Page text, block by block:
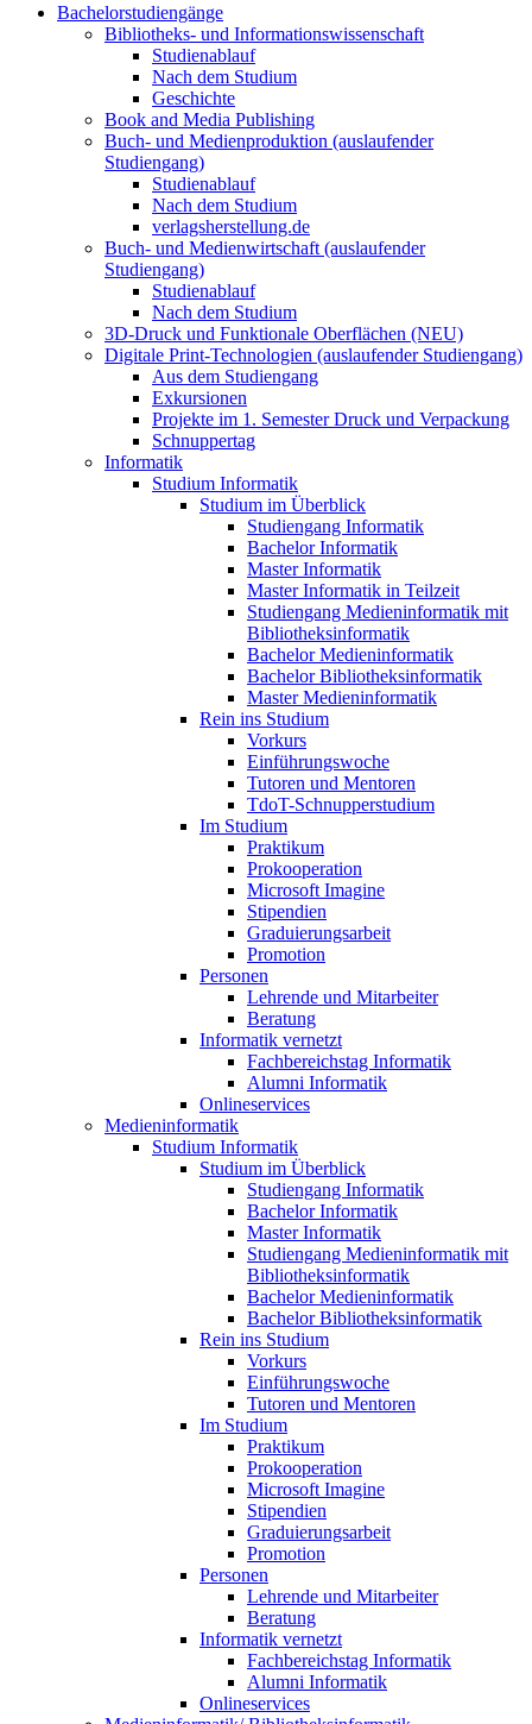
Bachelorstudiengänge
Bibliotheks- und Informationswissenschaft
Studienablauf
Nach dem Studium
Geschichte
Book and Media Publishing
Buch- und Medienproduktion (auslaufender
Studiengang)
Studienablauf
Nach dem Studium
verlagsherstellung.de
Buch- und Medienwirtschaft (auslaufender
Studiengang)
Studienablauf
Nach dem Studium
3D-Druck und Funktionale Oberflächen (NEU)
Digitale Print-Technologien (auslaufender Studiengang)
Aus dem Studiengang
Exkursionen
Projekte im 1. Semester Druck und Verpackung
Schnuppertag
Informatik
Studium Informatik
Studium im Überblick
Studiengang Informatik
Bachelor Informatik
Master Informatik
Master Informatik in Teilzeit
Studiengang Medieninformatik mit
Bibliotheksinformatik
Bachelor Medieninformatik
Bachelor Bibliotheksinformatik
Master Medieninformatik
Rein ins Studium
Vorkurs
Einführungswoche
Tutoren und Mentoren
TdoT-Schnupperstudium
Im Studium
Praktikum
Prokooperation
Microsoft Imagine
Stipendien
Graduierungsarbeit
Promotion
Personen
Lehrende und Mitarbeiter
Beratung
Informatik vernetzt
Fachbereichstag Informatik
Alumni Informatik
Onlineservices
Medieninformatik
Studium Informatik
Studium im Überblick
Studiengang Informatik
Bachelor Informatik
Master Informatik
Studiengang Medieninformatik mit
Bibliotheksinformatik
Bachelor Medieninformatik
Bachelor Bibliotheksinformatik
Rein ins Studium
Vorkurs
Einführungswoche
Tutoren und Mentoren
Im Studium
Praktikum
Prokooperation
Microsoft Imagine
Stipendien
Graduierungsarbeit
Promotion
Personen
Lehrende und Mitarbeiter
Beratung
Informatik vernetzt
Fachbereichstag Informatik
Alumni Informatik
Onlineservices